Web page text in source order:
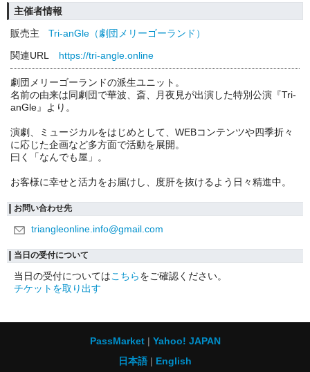
主催者情報
販売主
Tri-anGle（劇団メリーゴーランド）
関連URL
https://tri-angle.online
劇団メリーゴーランドの派生ユニット。
名前の由来は同劇団で華波、斎、月夜見が出演した特別公演『Tri-
anGle』より。
演劇、ミュージカルをはじめとして、WEBコンテンツや四季折々
に応じた企画など多方面で活動を展開。
曰く「なんでも屋」。
お客様に幸せと活力をお届けし、度肝を抜けるよう日々精進中。
お問い合わせ先
triangleonline.info@gmail.com
当日の受付について
当日の受付についてはこちらをご確認ください。
チケットを取り出す
PassMarket
Yahoo! JAPAN
日本語
English